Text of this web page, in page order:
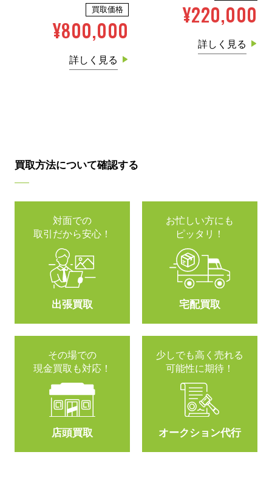
買取価格
¥800,000
詳しく見る
¥220,000
詳しく見る
買取方法について確認する
対面での
取引だから安心！
出張買取
お忙しい方にも
ピッタリ！
宅配買取
その場での
現金買取も対応！
店頭買取
少しでも高く売れる
可能性に期待！
オークション代行